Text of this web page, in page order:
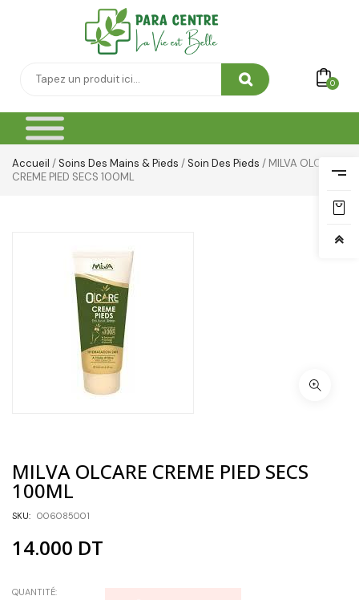
0
Accueil /Soins Des Mains & Pieds /Soin Des Pieds / MILVA OLCARE
CREME PIED SECS 100ML
MILVA OLCARE CREME PIED SECS
100ML
SKU: 006085001
14.000 DT
QUANTITÉ:
SOIN DE CORPS
Soin Du Corps
Soins Des Mains & Pieds